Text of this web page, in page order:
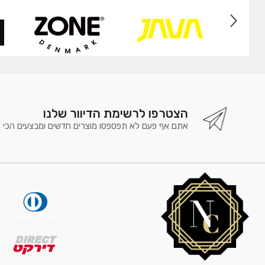
הצטרפו לרשימת הדיוור שלנו
אתם אף פעם לא תפספסו מוצרים חדשים ומבצעים הכי